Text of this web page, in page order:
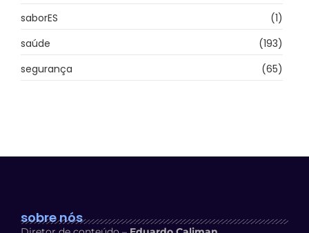
saborES
(1)
saúde
(193)
segurança
(65)
sobre nós